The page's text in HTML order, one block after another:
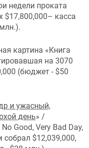
недели проката
$17,800,000– касса
картина «Книга
на 3070
(бюджет - $50
и ужасный,
день» /
Good, Very Bad Day,
$12,039,000,